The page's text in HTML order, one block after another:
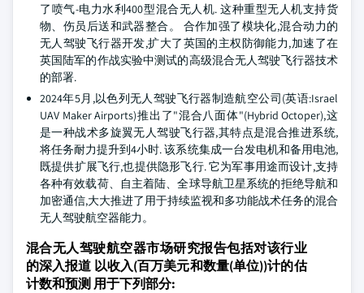
了喷气-电力水利400型混合无人机. 这种重型无人机支持货
物、伤员后送和武器整合。 合作加强了模块化,混合动力的
无人驾驶飞行器开发,扩大了英国的主权防御能力,加速了在
英国陆军的作战实验中测试的高级混合无人驾驶飞行器技术
的部署.
2024年5月,以色列无人驾驶飞行器制造航空公司(英语:Israel
UAV Maker Airports)推出了"混合八面体"(Hybrid Octoper),这
是一种战术多旋翼无人驾驶飞行器,其特点是混合推进系统,
将任务耐力提升到4小时. 该系统集成一台发电机和备用电池,
既提供扩展飞行,也提供隐形飞行. 它为军事用途而设计,支持
各种有效载荷、自主着陆、全球导航卫星系统的拒绝导航和
加密通信,大大推进了用于持续监视和多功能战术任务的混合
无人驾驶航空器能力。
混合无人驾驶航空器市场研究报告包括对该行业
的深入报道 以收入(百万美元和数量(单位))计的估
计数和预测 用于下列部分: